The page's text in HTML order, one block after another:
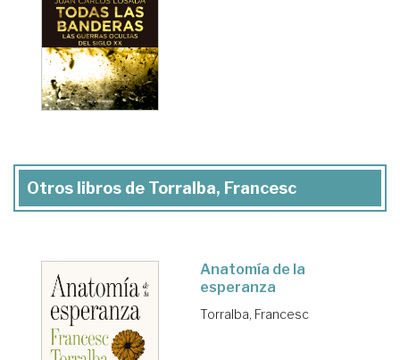
Otros libros de Torralba, Francesc
Anatomía de la
esperanza
Torralba, Francesc